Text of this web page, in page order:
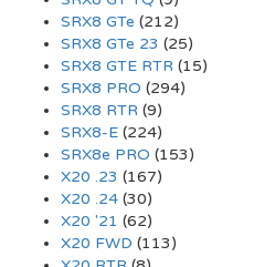
SRX8 GTe (212)
SRX8 GTe 23 (25)
SRX8 GTE RTR (15)
SRX8 PRO (294)
SRX8 RTR (9)
SRX8-E (224)
SRX8e PRO (153)
X20 .23 (167)
X20 .24 (30)
X20 '21 (62)
X20 FWD (113)